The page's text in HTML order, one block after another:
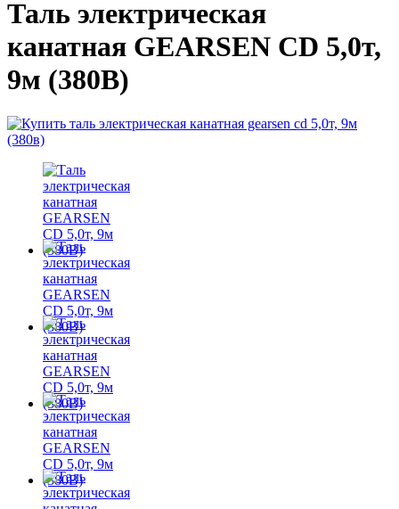
Таль электрическая
канатная GEARSEN CD 5,0т,
9м (380В)